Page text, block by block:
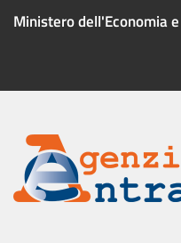
Ministero dell'Economia
Menu
servizio